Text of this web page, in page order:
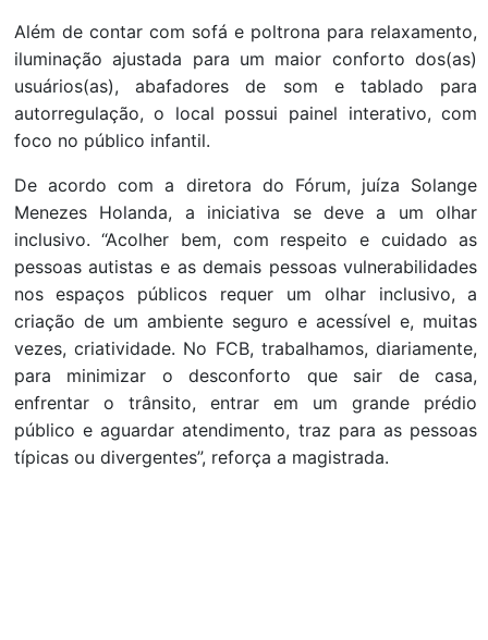
Além de contar com sofá e poltrona para relaxamento,
iluminação ajustada para um maior conforto dos(as)
usuários(as), abafadores de som e tablado para
autorregulação, o local possui painel interativo, com
foco no público infantil.
De acordo com a diretora do Fórum, juíza Solange
Menezes Holanda, a iniciativa se deve a um olhar
inclusivo. “Acolher bem, com respeito e cuidado as
pessoas autistas e as demais pessoas vulnerabilidades
nos espaços públicos requer um olhar inclusivo, a
criação de um ambiente seguro e acessível e, muitas
vezes, criatividade. No FCB, trabalhamos, diariamente,
para minimizar o desconforto que sair de casa,
enfrentar o trânsito, entrar em um grande prédio
público e aguardar atendimento, traz para as pessoas
típicas ou divergentes”, reforça a magistrada.